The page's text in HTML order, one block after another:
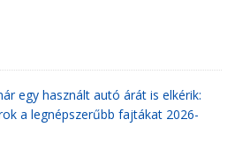
egy használt autó árát is elkérik:
a legnépszerűbb fajtákat 2026-